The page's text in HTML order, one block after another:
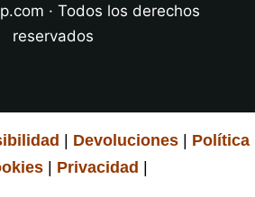
· Todos los derechos
reservados
| Devoluciones | Política
| Privacidad |